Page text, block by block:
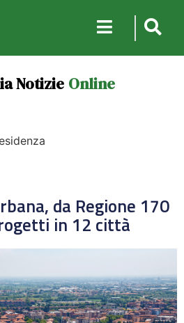
Notizie Online
da Regione 170
in 12 città